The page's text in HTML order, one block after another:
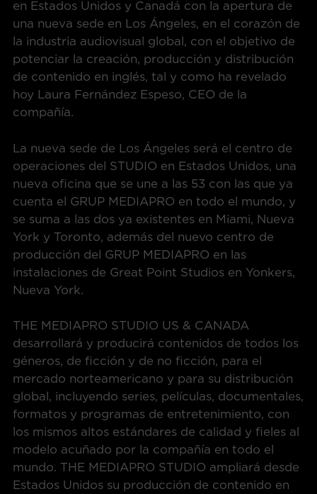
en Estados Unidos y Canadá con la apertura de
una nueva sede en Los Ángeles, en el corazón de
la industria audiovisual global, con el objetivo de
potenciar la creación, producción y distribución
de contenido en inglés, tal y como ha revelado
hoy Laura Fernández Espeso, CEO de la
compañía.
La nueva sede de Los Ángeles será el centro de
operaciones del STUDIO en Estados Unidos, una
nueva oficina que se une a las 53 con las que ya
cuenta el GRUP MEDIAPRO en todo el mundo, y
se suma a las dos ya existentes en Miami, Nueva
York y Toronto, además del nuevo centro de
producción del GRUP MEDIAPRO en las
instalaciones de Great Point Studios en Yonkers,
Nueva York.
THE MEDIAPRO STUDIO US & CANADA
desarrollará y producirá contenidos de todos los
géneros, de ficción y de no ficción, para el
mercado norteamericano y para su distribución
global, incluyendo series, películas, documentales,
formatos y programas de entretenimiento, con
los mismos altos estándares de calidad y fieles al
modelo acuñado por la compañía en todo el
mundo. THE MEDIAPRO STUDIO ampliará desde
Estados Unidos su producción de contenido en